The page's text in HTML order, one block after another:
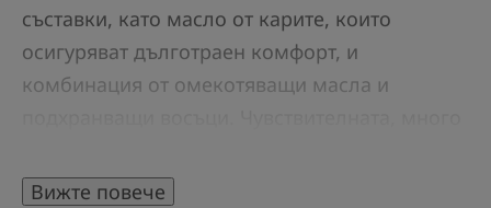
съставки, като масло от карите, които
осигуряват дълготраен комфорт, и
комбинация от омекотяващи масла и
дискомфорт и се нуждае от подхранване, се
Вижте повече